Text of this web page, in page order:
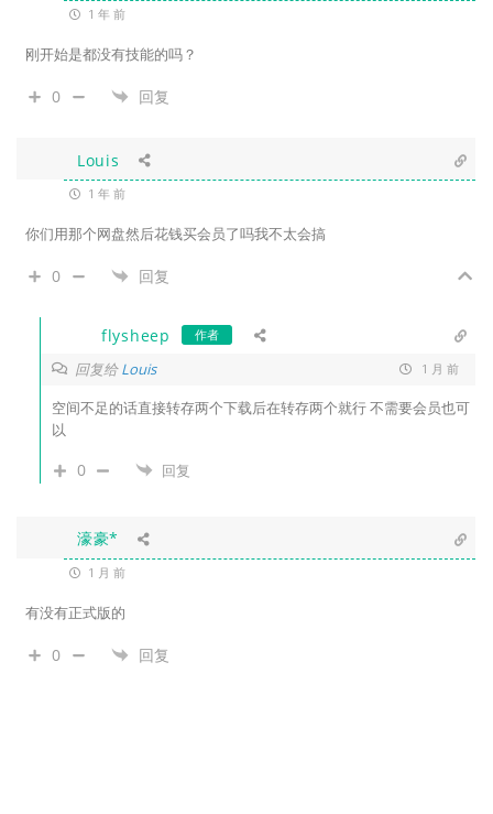
1 年 前
刚开始是都没有技能的吗？
0 回复
Louis
1 年 前
你们用那个网盘然后花钱买会员了吗我不太会搞
0 回复
flysheep 作者
回复给Louis 1 月 前
空间不足的话直接转存两个下载后在转存两个就行 不需要会员也可
以
0 回复
濠豪*
1 月 前
有没有正式版的
0 回复